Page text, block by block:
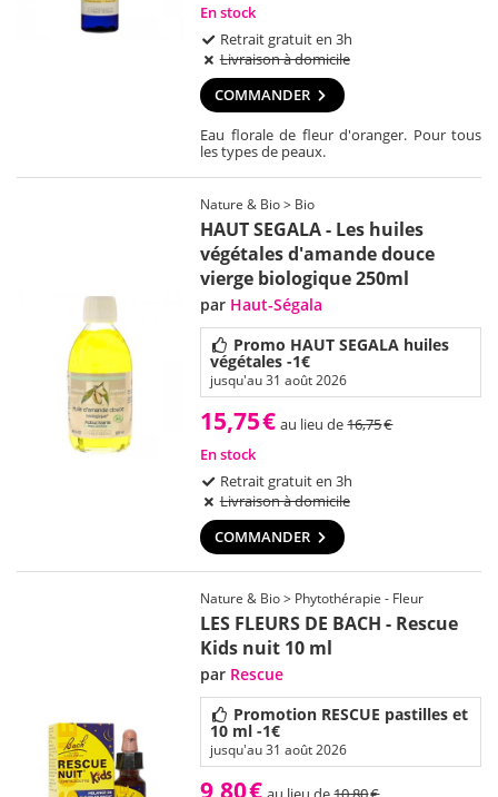
En stock
Retrait gratuit en 3h
Livraison à domicile
COMMANDER
Eau florale de fleur d'oranger. Pour tous
les types de peaux.
Nature & Bio > Bio
HAUT SEGALA - Les huiles
végétales d'amande douce
vierge biologique 250ml
par Haut-Ségala
Promo HAUT SEGALA huiles
végétales -1€
jusqu'au 31 août 2026
15,75€ au lieu de16,75€
En stock
Retrait gratuit en 3h
Livraison à domicile
COMMANDER
Nature & Bio > Phytothérapie - Fleur
LES FLEURS DE BACH - Rescue
Kids nuit 10 ml
par Rescue
Promotion RESCUE pastilles et
10 ml -1€
jusqu'au 31 août 2026
9,80€